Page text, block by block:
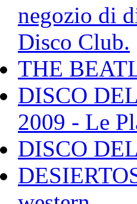
negozio di
Disco Club.
THE
DISCO
2009 - Le
DISCO